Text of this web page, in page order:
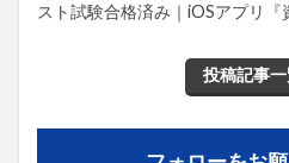
スト試験合格済み｜iOSアプリ
投稿記事